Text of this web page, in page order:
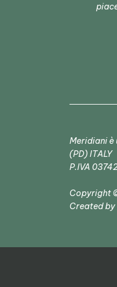
Meridiani è
(PD) ITALY
P.IVA
Copyright
Created by